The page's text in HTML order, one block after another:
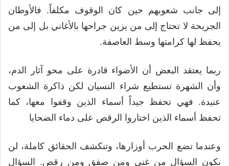
إلى جانب شعوبهم حين كان الوقوف مكلفاً. فالأوطان
الجريحة لا تحتاج إلى من يزين جراحها بالأغاني بل إلى من
يحفظ لها كرامتها وسط العاصفة.
ربما يعتقد البعض أن الأضواء قادرة على محو آثار الدم،
وأن الشهرة تستطيع شراء النسيان لكن ذاكرة الشعوب
عنيدة. فهي تحفظ جيداً أسماء الذين وقفوا معها، كما
تحفظ أسماء الذين اختاروا الرقص على دماء الضحايا
وعندما تضع الحرب أوزارها، وتنكشف الحقائق كاملة، لن
يكون السؤال من غنى ومن صفق ومن رقص. السؤال